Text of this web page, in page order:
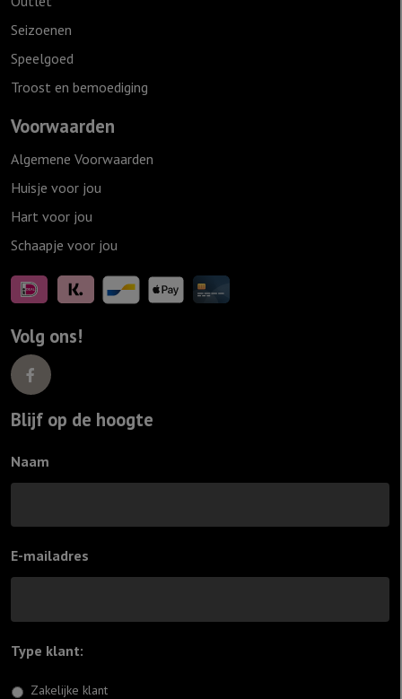
Seizoenen
Speelgoed
Troost en bemoediging
Voorwaarden
Algemene Voorwaarden
Huisje voor jou
Hart voor jou
Schaapje voor jou
Volg ons!
Blijf op de hoogte
Naam
E-mailadres
Type klant:
Zakelijke klant